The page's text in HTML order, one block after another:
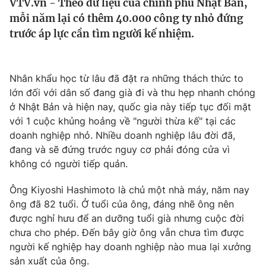
Thế giới
Tin tức
Câu chuyện quốc tế
Kinh tế
Thị trường
Góc doanh nghiệp
Dữ liệu và đời sống
Truyền hình
Phim VTV
Hậu trường
Nhân vật
Khán giả
Giải sao mai
Giải trí
Điện ảnh
Âm nhạc
Sao
Du lịch
Làm đẹp
Chất lượng cuộc sống
Giáo dục
Tuyển sinh
Học trực tuyến
Công nghệ
VTV.vn - Theo dữ liệu của chính phủ Nhật Bản,
mỗi năm lại có thêm 40.000 công ty nhỏ đứng
trước áp lực cần tìm người kế nhiệm.
Nhân khẩu học từ lâu đã đặt ra những thách thức to
lớn đối với dân số đang già đi và thu hẹp nhanh chóng
ở Nhật Bản và hiện nay, quốc gia này tiếp tục đối mặt
với 1 cuộc khủng hoảng về "người thừa kế" tại các
doanh nghiệp nhỏ. Nhiều doanh nghiệp lâu đời đã,
đang và sẽ đứng trước nguy cơ phải đóng cửa vì
không có người tiếp quản.
Ông Kiyoshi Hashimoto là chủ một nhà máy, năm nay
ông đã 82 tuổi. Ở tuổi của ông, đáng nhẽ ông nên
được nghỉ hưu để an dưỡng tuổi già nhưng cuộc đời
chưa cho phép. Đến bây giờ ông vẫn chưa tìm được
người kế nghiệp hay doanh nghiệp nào mua lại xưởng
sản xuất của ông.